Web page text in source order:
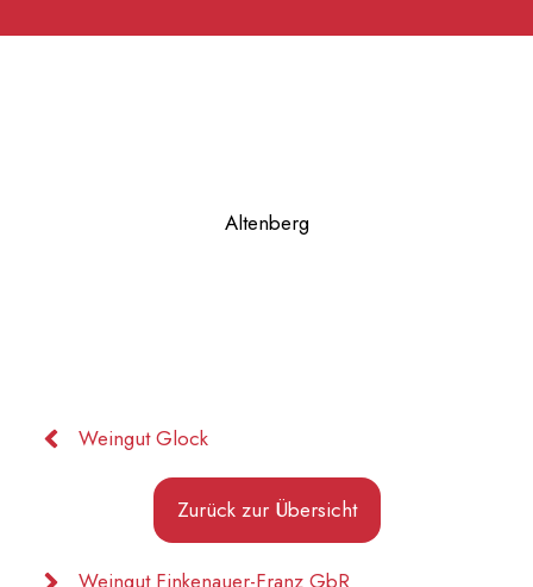
Altenberg
Weingut Glock
Zurück zur Übersicht